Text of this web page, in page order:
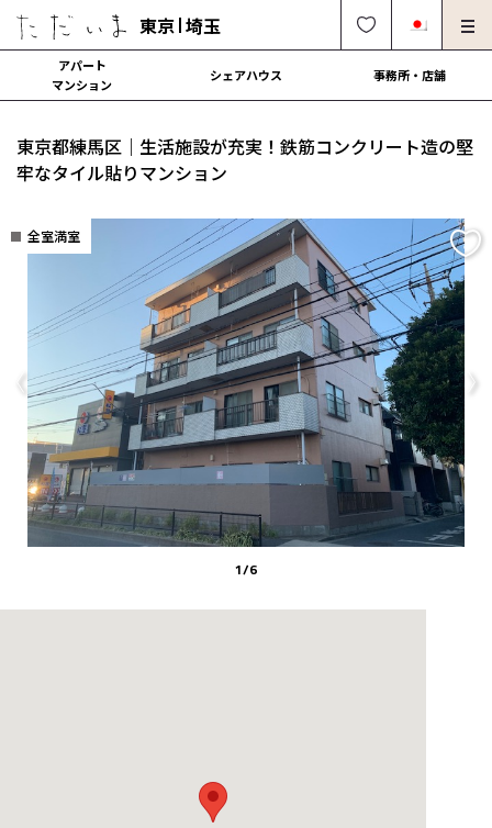
東京 埼玉
English OK 0120-249-900
オーナー様向け・管理募集
法人社宅でのご利用
解約・修理・各種依頼
契約の流れ
運営会社
アパート
マンション
シェアハウス 事務所・店舗
東京都練馬区｜生活施設が充実！鉄筋コンクリート造の堅
牢なタイル貼りマンション
全室満室
Previous
1/6